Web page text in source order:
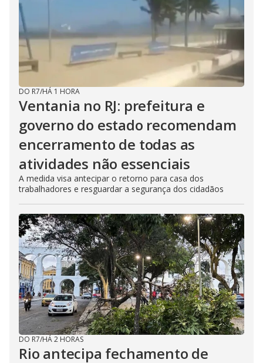
DO R7/HÁ 1 HORA
Ventania no RJ: prefeitura e
governo do estado recomendam
encerramento de todas as
atividades não essenciais
A medida visa antecipar o retorno para casa dos
trabalhadores e resguardar a segurança dos cidadãos
DO R7/HÁ 2 HORAS
Rio antecipa fechamento de